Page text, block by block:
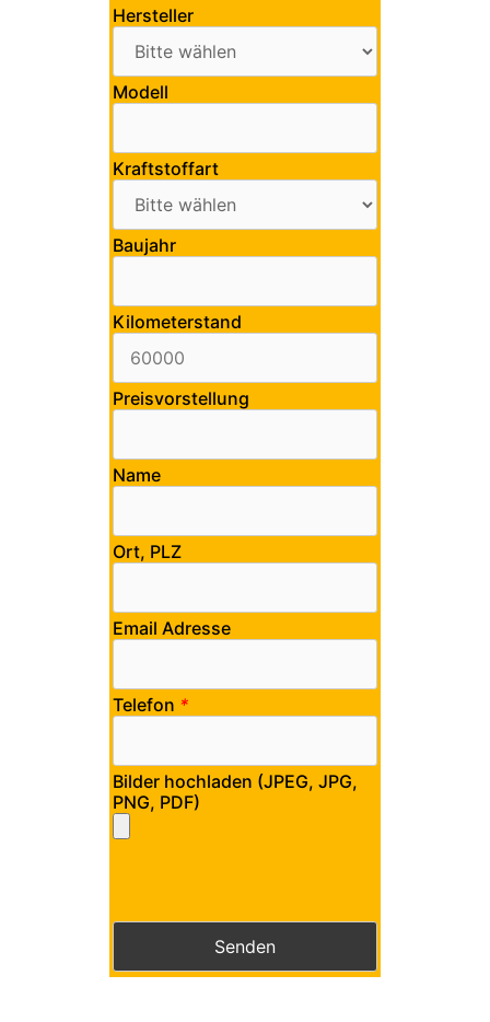
Hersteller
Modell
Kraftstoffart
Baujahr
Kilometerstand
Preisvorstellung
Name
Ort, PLZ
Email Adresse
Telefon *
Bilder hochladen (JPEG, JPG,
PNG, PDF)
Bitte lasse dieses Feld leer.